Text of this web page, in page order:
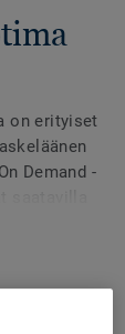
on erityiset
Demand -